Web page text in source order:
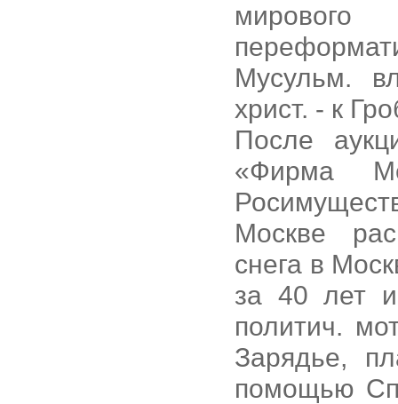
Мусульм.
христ. - к
После
«Фирма
Москве
снега в
за 40 лет
политич.
Зарядье,
помощью